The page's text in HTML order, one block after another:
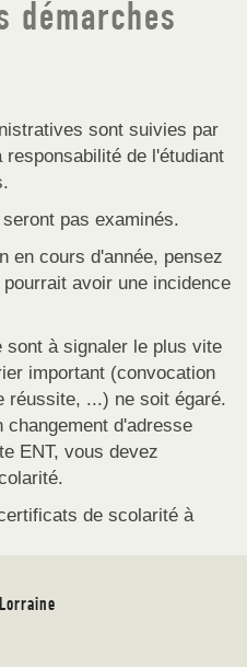
démarches
sont suivies par
de l'étudiant
pas examinés.
en cours d'année, pensez
avoir une incidence
sont à signaler le plus vite
important (convocation
réussite, ...) ne soit égaré.
d'adresse
ENT, vous devez
de scolarité à